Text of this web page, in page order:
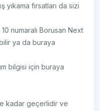
fırsatları da sizi
numaralı Borusan Next
ya da buraya
bilgisi için buraya
kadar geçerlidir ve